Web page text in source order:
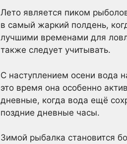
Лето является пиком
в самый жаркий полдень,
лучшими временами для
также следует учитывать.
С наступлением осени вода
это время она особенно
дневные, когда вода ещё
поздние дневные часы.
Зимой рыбалка становится